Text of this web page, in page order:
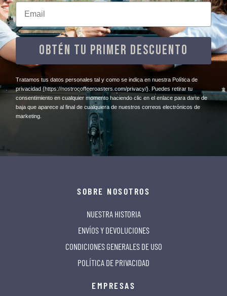
Email
OBTÉN TU PRIMER DESCUENTO
​Tratamos tus datos personales tal y como se indica en nuestra Política de
privacidad {https://nostrocoffeeroasters.com/privacy/} . Puedes retirar tu
consentimiento en cualquier momento haciendo clic en el enlace para darte de
baja que aparece al final de cualquiera de nuestros correos electrónicos de
marketing.
SOBRE NOSOTROS
NUESTRA HISTORIA
ENVÍOS Y DEVOLUCIONES
CONDICIONES GENERALES DE USO
POLÍTICA DE PRIVACIDAD
EMPRESAS